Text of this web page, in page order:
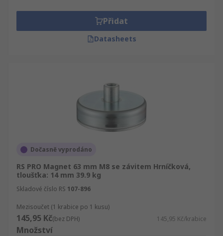
Přidat
Datasheets
Dočasně vyprodáno
RS PRO Magnet 63 mm M8 se závitem Hrníčková,
tloušťka: 14 mm 39.9 kg
Skladové číslo RS 107-896
Mezisoučet (1 krabice po 1 kusu)
145,95 Kč(bez DPH) 145,95 Kč/krabice
Množství